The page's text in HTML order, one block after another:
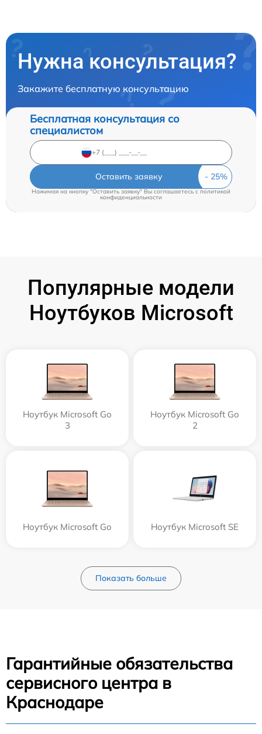
Нужна консультация?
Закажите бесплатную консультацию
Бесплатная консультация со
специалистом
Оставить заявку
Нажимая на кнопку "Оставить заявку" Вы соглашаетесь cполитикой
конфиденциальности
Популярные модели
Ноутбуков Microsoft
Ноутбук Microsoft Go
3
Ноутбук Microsoft Go
2
Ноутбук Microsoft Go Ноутбук Microsoft SE
Показать больше
Гарантийные обязательства
сервисного центра в
Краснодаре